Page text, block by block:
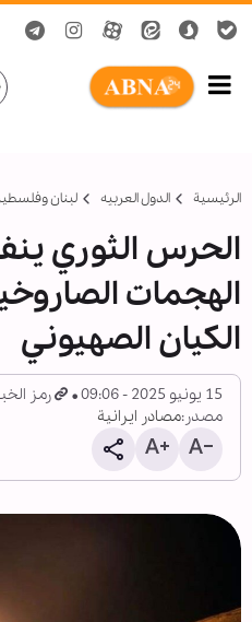
الرئيسية الدول العربیه لبنان
الحرس الثوري
الهجمات
الكيان الصهيوني
15 يونيو 2025 - 09:06
رمز الخبر:
مصدر:مصادر ايرانية